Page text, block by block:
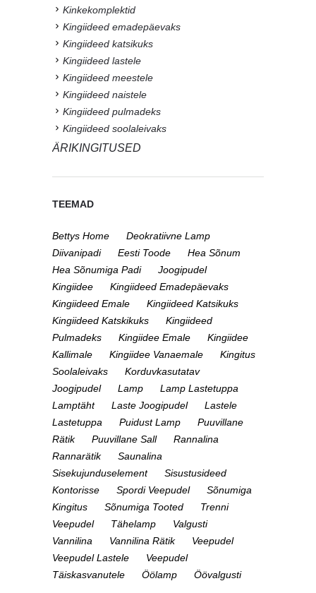
Kinkekomplektid
Kingiideed emadepäevaks
Kingiideed katsikuks
Kingiideed lastele
Kingiideed meestele
Kingiideed naistele
Kingiideed pulmadeks
Kingiideed soolaleivaks
ÄRIKINGITUSED
TEEMAD
Bettys Home
Deokratiivne Lamp
Diivanipadi
Eesti Toode
Hea Sõnum
Hea Sõnumiga Padi
Joogipudel
Kingiidee
Kingiideed Emadepäevaks
Kingiideed Emale
Kingiideed Katsikuks
Kingiideed Katskikuks
Kingiideed
Pulmadeks
Kingiidee Emale
Kingiidee
Kallimale
Kingiidee Vanaemale
Kingitus
Soolaleivaks
Korduvkasutatav
Joogipudel
Lamp
Lamp Lastetuppa
Lamptäht
Laste Joogipudel
Lastele
Lastetuppa
Puidust Lamp
Puuvillane
Rätik
Puuvillane Sall
Rannalina
Rannarätik
Saunalina
Sisekujunduselement
Sisustusideed
Kontorisse
Spordi Veepudel
Sõnumiga
Kingitus
Sõnumiga Tooted
Trenni
Veepudel
Tähelamp
Valgusti
Vannilina
Vannilina Rätik
Veepudel
Veepudel Lastele
Veepudel
Täiskasvanutele
Öölamp Öövalgusti